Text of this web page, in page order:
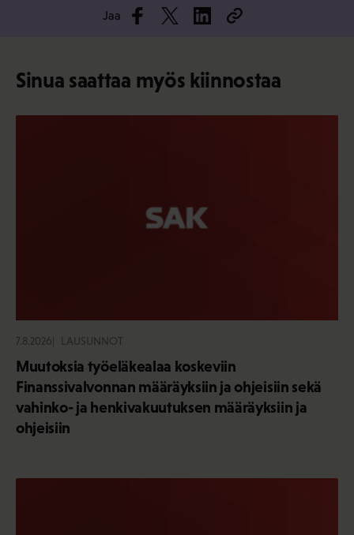
Jaa
Sinua saattaa myös kiinnostaa
7.8.2026 LAUSUNNOT
Muutoksia työeläkealaa koskeviin
Finanssivalvonnan määräyksiin ja ohjeisiin sekä
vahinko- ja henkivakuutuksen määräyksiin ja
ohjeisiin